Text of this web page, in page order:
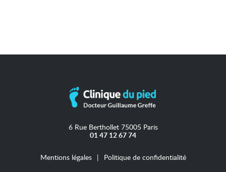
6 Rue Berthollet 75005 Paris
01 47 12 67 74
Mentions légales Politique de confidentialité